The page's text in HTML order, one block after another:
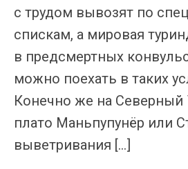
с трудом вывозят по
спискам, а мировая
в предсмертных
можно поехать в таких
Конечно же на Северный
плато Маньпупунёр или
выветривания […]